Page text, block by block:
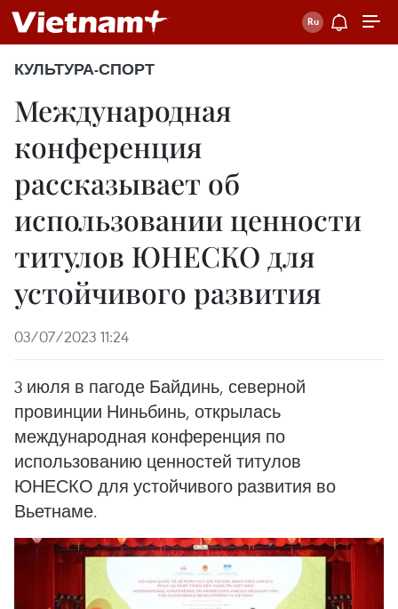
КУЛЬТУРА-СПОРТ
Международная
конференция
рассказывает об
использовании ценности
титулов ЮНЕСКО для
устойчивого развития
03/07/2023 11:24
3 июля в пагоде Байдинь, северной
провинции Ниньбинь, открылась
международная конференция по
использованию ценностей титулов
ЮНЕСКО для устойчивого развития во
Вьетнаме.